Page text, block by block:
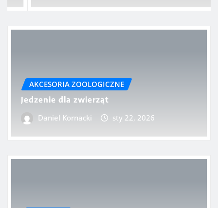
AKCESORIA ZOOLOGICZNE
Jedzenie dla zwierząt
Daniel Kornacki
sty 22, 2026